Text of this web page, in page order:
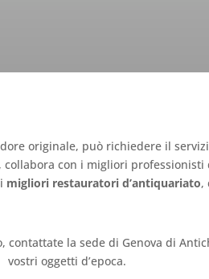
originale, può richiedere il
collabora con i migliori
migliori restauratori d’antiquariato,
la sede di Genova di
vostri oggetti d’epoca.